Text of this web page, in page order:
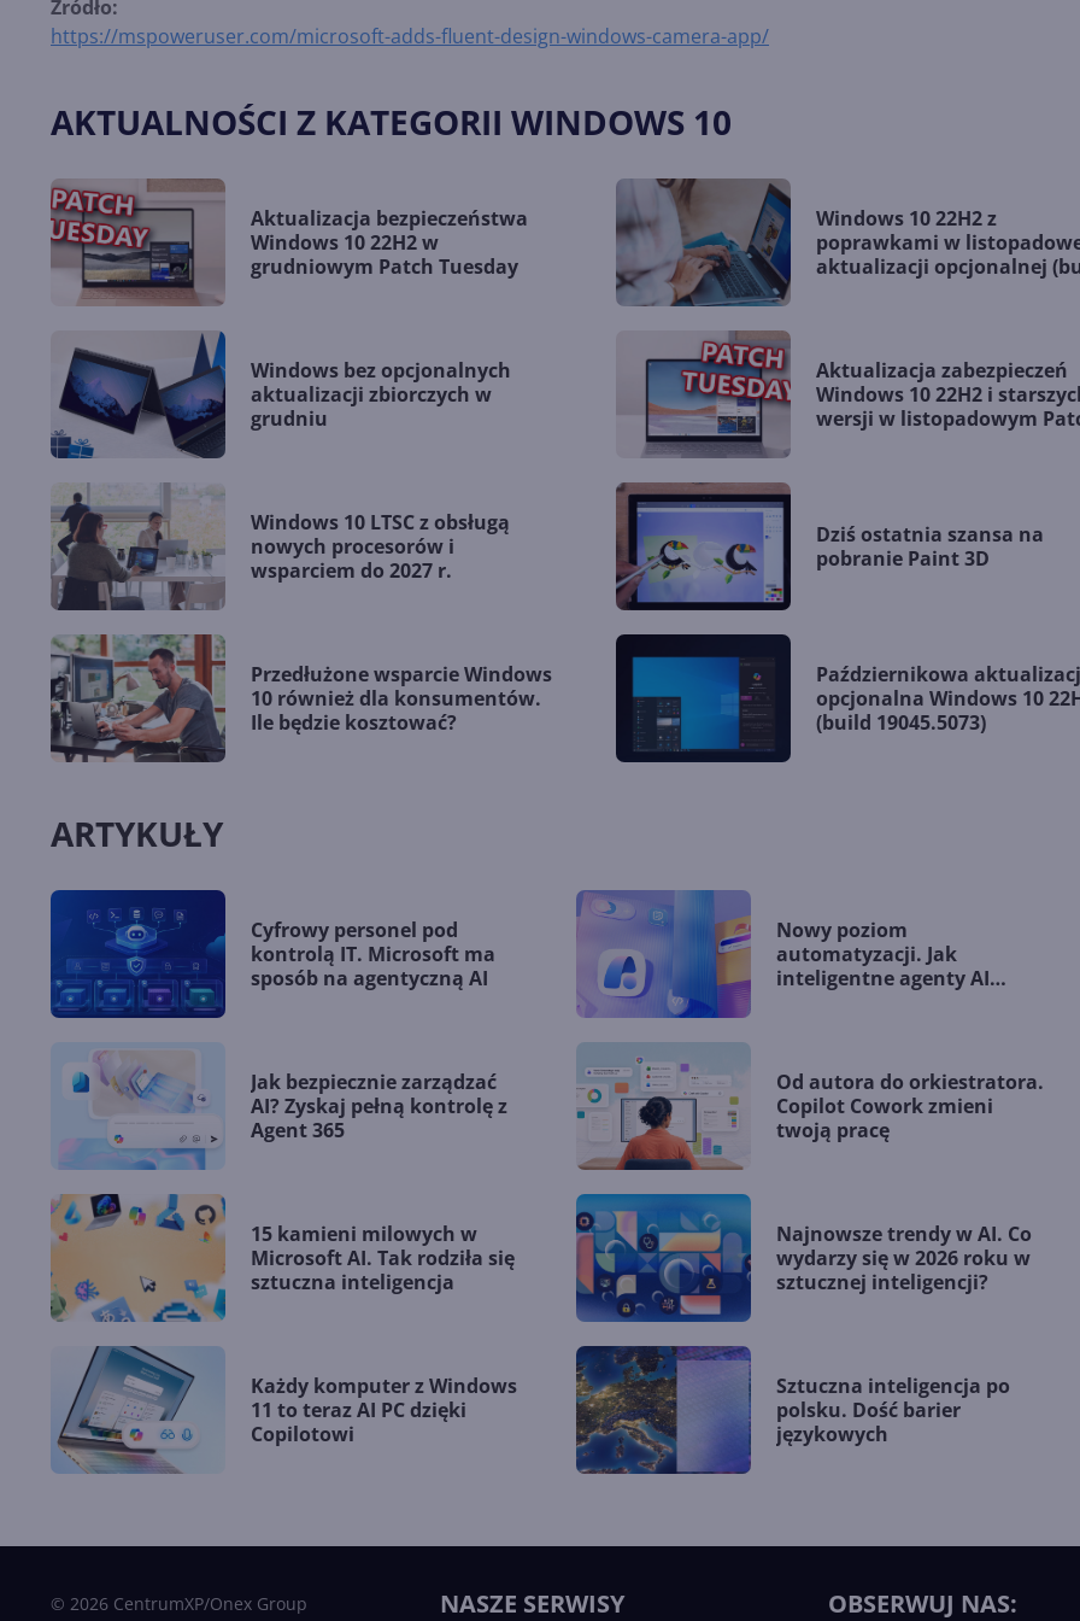
Źródło:
https://mspoweruser.com/microsoft-adds-fluent-design-windows-camera-app/
AKTUALNOŚCI Z KATEGORII WINDOWS 10
Aktualizacja bezpieczeństwa
Windows 10 22H2 w
grudniowym Patch Tuesday
Windows 10 22H2 z
poprawkami w
aktualizacji opcjonalnej
Windows bez opcjonalnych
aktualizacji zbiorczych w
grudniu
Aktualizacja zabezpieczeń
Windows 10 22H2 i
wersji w listopadowym
Windows 10 LTSC z obsługą
nowych procesorów i
wsparciem do 2027 r.
Dziś ostatnia szansa na
pobranie Paint 3D
Przedłużone wsparcie Windows
10 również dla konsumentów.
Ile będzie kosztować?
Październikowa
opcjonalna Windows 10
(build 19045.5073)
ARTYKUŁY
Cyfrowy personel pod
kontrolą IT. Microsoft ma
sposób na agentyczną AI
Nowy poziom
automatyzacji. Jak
inteligentne agenty AI
Jak bezpiecznie zarządzać
AI? Zyskaj pełną kontrolę z
Agent 365
Od autora do orkiestratora.
Copilot Cowork zmieni
twoją pracę
15 kamieni milowych w
Microsoft AI. Tak rodziła się
sztuczna inteligencja
Najnowsze trendy w AI. Co
wydarzy się w 2026 roku w
sztucznej inteligencji?
Każdy komputer z Windows
11 to teraz AI PC dzięki
Copilotowi
Sztuczna inteligencja po
polsku. Dość barier
językowych
© 2026 CentrumXP/Onex Group NASZE SERWISY OBSERWUJ NAS: